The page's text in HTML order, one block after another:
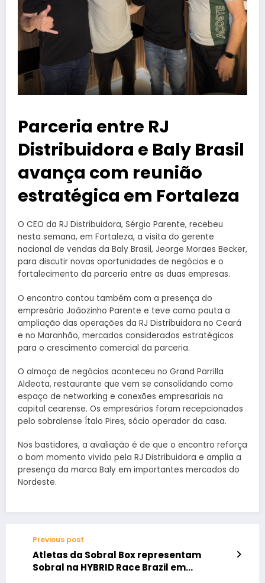
Parceria entre RJ
Distribuidora e Baly Brasil
avança com reunião
estratégica em Fortaleza
O CEO da RJ Distribuidora, Sérgio Parente, recebeu
nesta semana, em Fortaleza, a visita do gerente
nacional de vendas da Baly Brasil, Jeorge Moraes Becker,
para discutir novas oportunidades de negócios e o
fortalecimento da parceria entre as duas empresas.
O encontro contou também com a presença do
empresário Joãozinho Parente e teve como pauta a
ampliação das operações da RJ Distribuidora no Ceará
e no Maranhão, mercados considerados estratégicos
para o crescimento comercial da parceria.
O almoço de negócios aconteceu no Grand Parrilla
Aldeota, restaurante que vem se consolidando como
espaço de networking e conexões empresariais na
capital cearense. Os empresários foram recepcionados
pelo sobralense Ítalo Pires, sócio operador da casa.
Nos bastidores, a avaliação é de que o encontro reforça
o bom momento vivido pela RJ Distribuidora e amplia a
presença da marca Baly em importantes mercados do
Nordeste.
Previous post
Atletas da Sobral Box representam
Sobral na HYBRID Race Brazil em